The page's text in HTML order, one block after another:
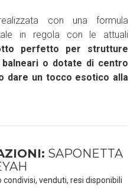
con una formula
in regola con le attuali
perfetto per strutture
o dotate di centro
dare un tocco esotico alla
SAPONETTA
venduti, resi disponibili